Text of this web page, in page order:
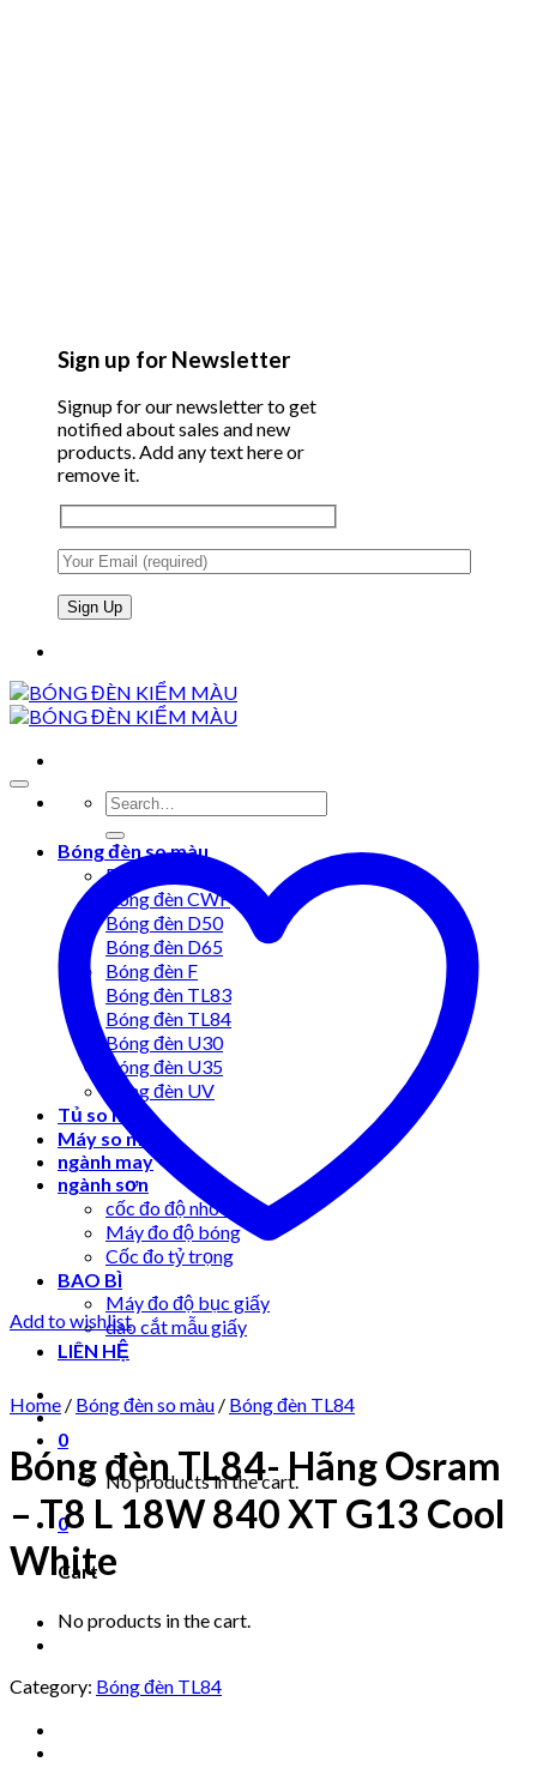
Sign up for Newsletter
Signup for our newsletter to get
notified about sales and new
products. Add any text here or
remove it.
Bóng đèn so màu
Bóng đèn A
Bóng đèn CWF
Bóng đèn D50
Bóng đèn D65
Bóng đèn F
Bóng đèn TL83
Bóng đèn TL84
Bóng đèn U30
Bóng đèn U35
Bóng đèn UV
Tủ so màu
Máy so màu
ngành may
ngành sơn
cốc đo độ nhớt
Máy đo độ bóng
Cốc đo tỷ trọng
BAO BÌ
Máy đo độ bục giấy
dao cắt mẫu giấy
LIÊN HỆ
0
No products in the cart.
0
Cart
No products in the cart.
Add to wishlist
Home / Bóng đèn so màu / Bóng đèn TL84
Bóng đèn TL84- Hãng Osram
– T8 L 18W 840 XT G13 Cool
White
Category: Bóng đèn TL84